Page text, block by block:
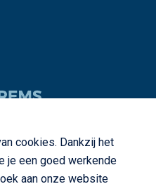
2026. Alle rechten
cookies. Dankzij het
je een goed werkende
aan onze website